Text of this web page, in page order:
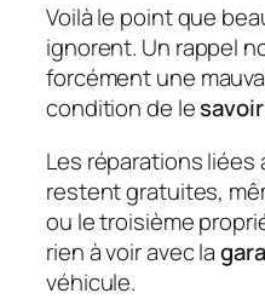
Voilà le point que
ignorent. Un rappel
forcément une
condition de lesavoir
Les réparations
restent gratuites,
ou le troisième
rien à voir avec la
véhicule.